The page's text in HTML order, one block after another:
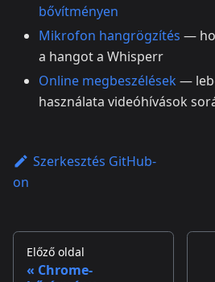
bővítményen
Mikrofon hangrögzítés —
a hangot a Whisperr
Online megbeszélések—
használata videóhívások
Szerkesztés GitHub-
on
Előző oldal
Chrome-